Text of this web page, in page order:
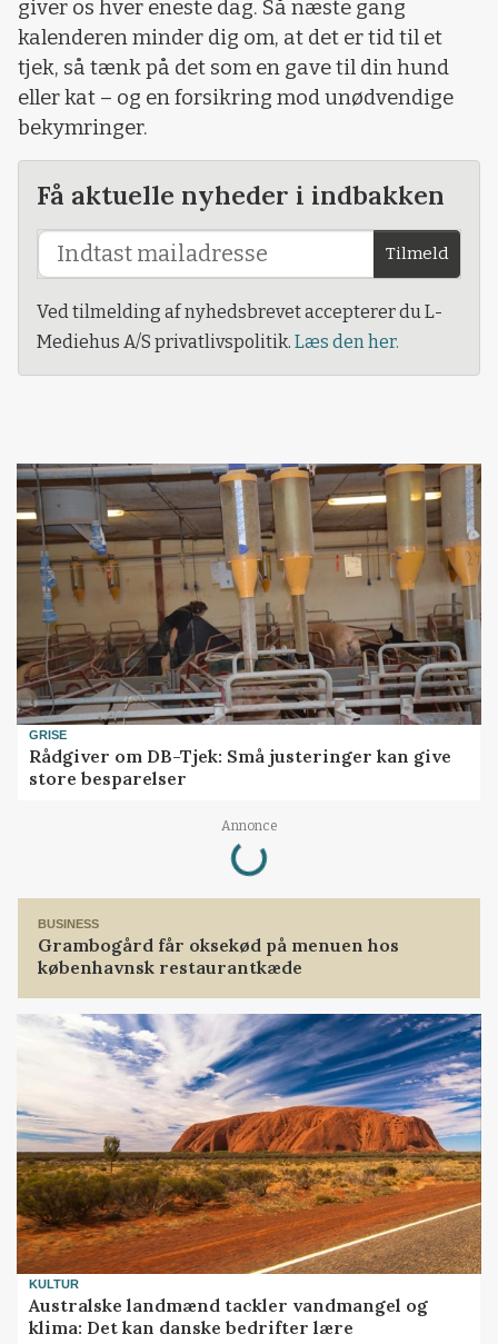
giver os hver eneste dag. Så næste gang
kalenderen minder dig om, at det er tid til et
tjek, så tænk på det som en gave til din hund
eller kat – og en forsikring mod unødvendige
bekymringer.
Få aktuelle nyheder i indbakken
Tilmeld
Ved tilmelding af nyhedsbrevet accepterer du L-
Mediehus A/S privatlivspolitik. Læs den her.
GRISE
Rådgiver om DB-Tjek: Små justeringer kan give
store besparelser
Annonce
Loading...
BUSINESS
Grambogård får oksekød på menuen hos
københavnsk restaurantkæde
KULTUR
Australske landmænd tackler vandmangel og
klima: Det kan danske bedrifter lære